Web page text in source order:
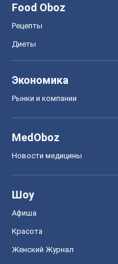
Food Oboz
Рецепты
Диеты
Экономика
Рынки и компании
MedOboz
Новости медицины
Шоу
Афиша
Красота
Женский Журнал